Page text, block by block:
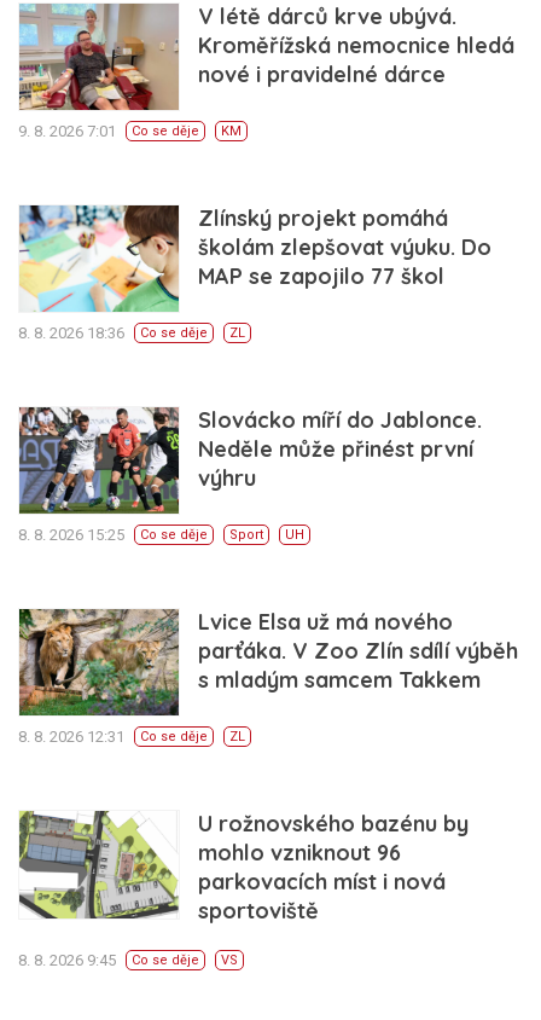
V létě dárců krve ubývá.
Kroměřížská nemocnice hledá
nové i pravidelné dárce
9. 8. 2026 7:01 Co se děje KM
Zlínský projekt pomáhá
školám zlepšovat výuku. Do
MAP se zapojilo 77 škol
8. 8. 2026 18:36 Co se děje ZL
Slovácko míří do Jablonce.
Neděle může přinést první
výhru
8. 8. 2026 15:25 Co se děje Sport UH
Lvice Elsa už má nového
parťáka. V Zoo Zlín sdílí výběh
s mladým samcem Takkem
8. 8. 2026 12:31 Co se děje ZL
U rožnovského bazénu by
mohlo vzniknout 96
parkovacích míst i nová
sportoviště
8. 8. 2026 9:45 Co se děje VS